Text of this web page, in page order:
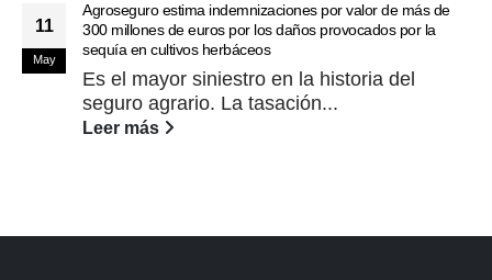
11
May
Agroseguro estima indemnizaciones por valor de más de
300 millones de euros por los daños provocados por la
sequía en cultivos herbáceos
Es el mayor siniestro en la historia del
seguro agrario. La tasación...
Leer más